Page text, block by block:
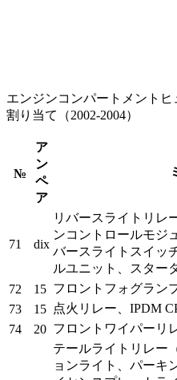
エンジンコンパートメント
割り当て（2002-2004）
№
ア
ン
ペ
ア
71 dix
リバースライトリレ
ンコントロールモジ
バースライトスイッ
ルユニット、スター
72
15 フロントフォグラン
73
15 点火リレー、IPDM
74
20 フロントワイパーリ
テールライトリレー
ョンライト、パーキ